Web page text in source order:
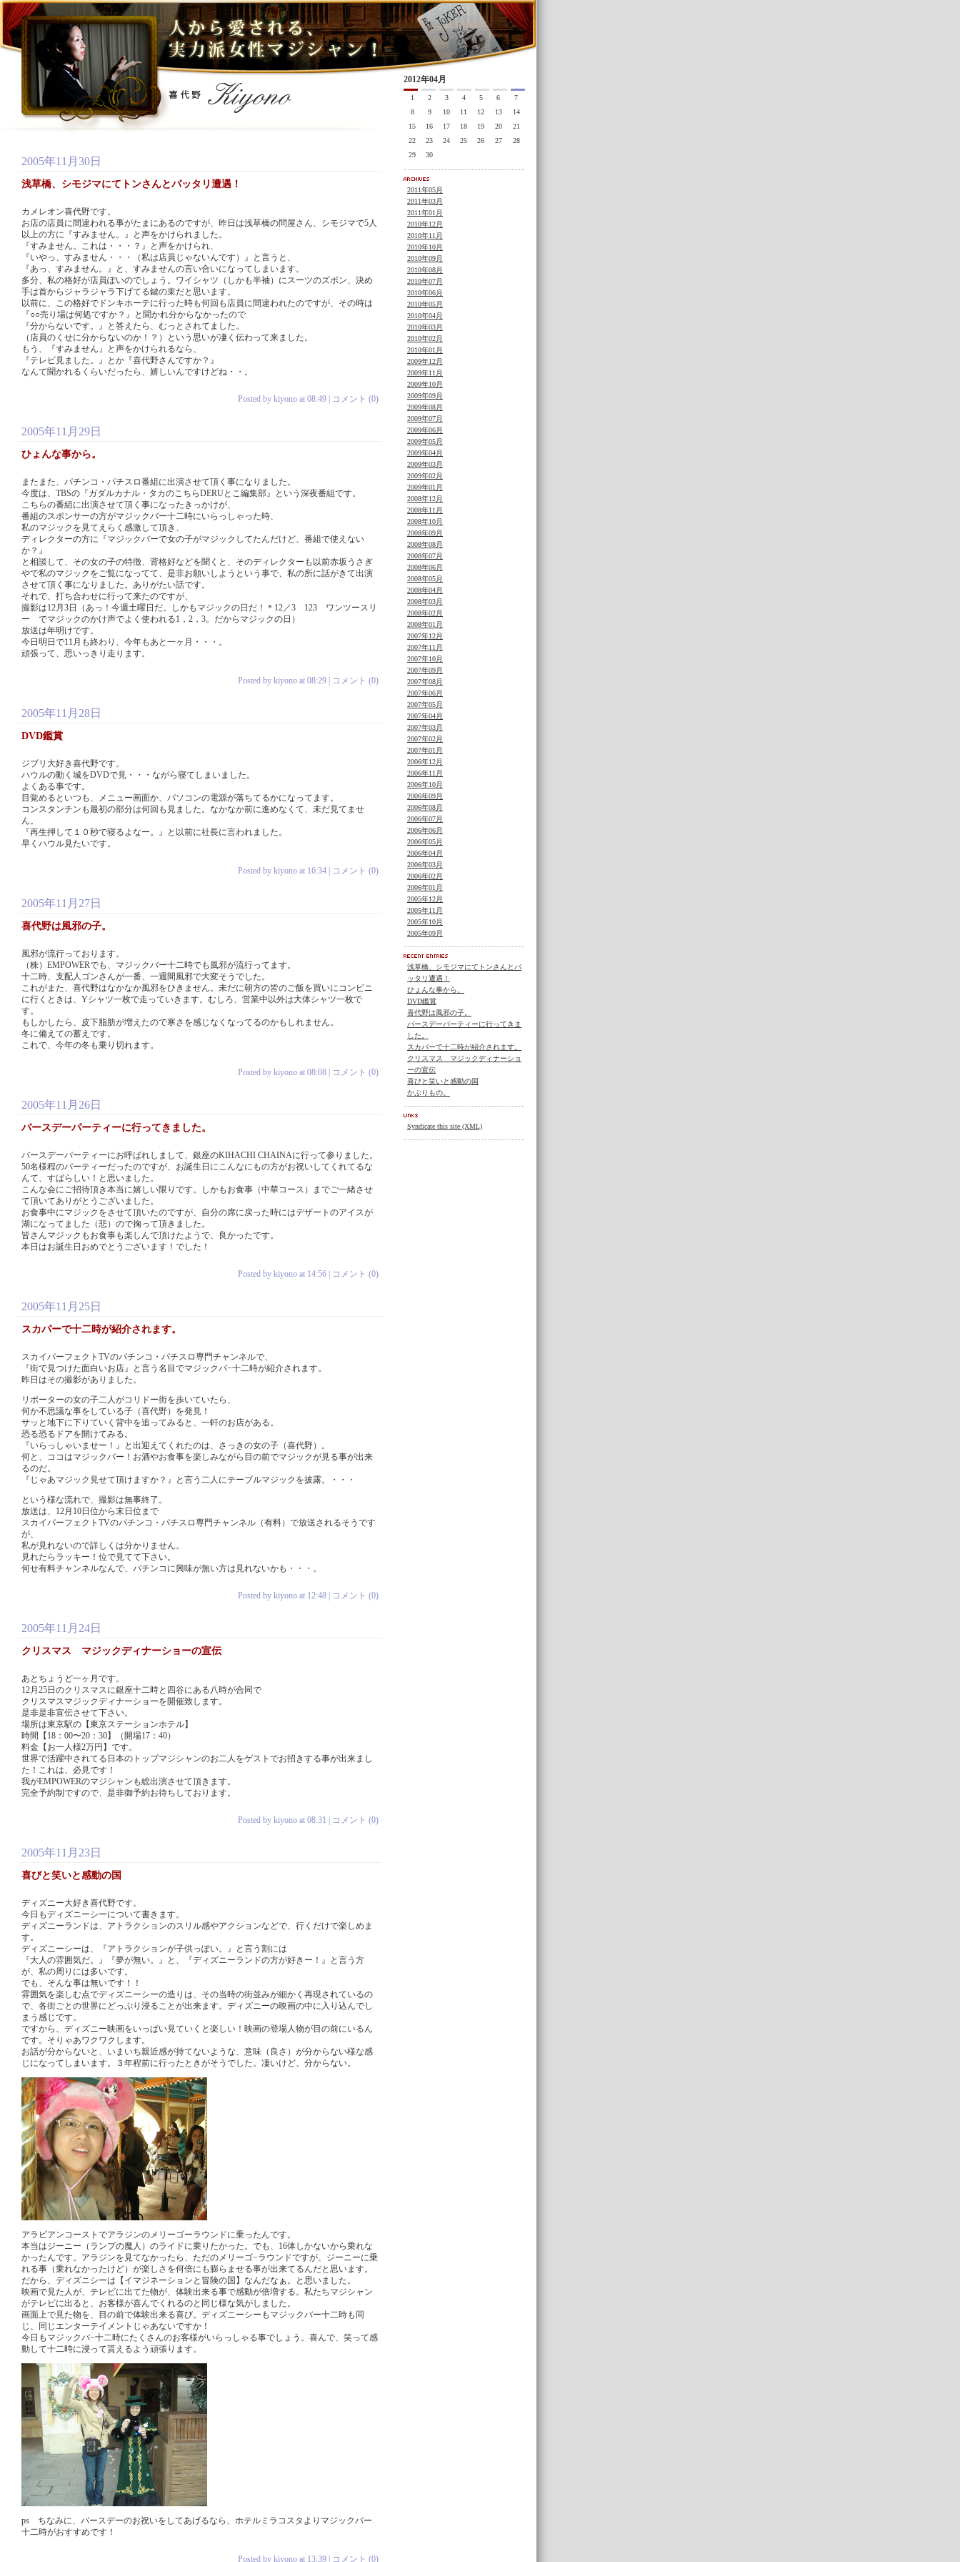
2005年11月30日
浅草橋、シモジマにてトンさんとバッタリ遭遇！
カメレオン喜代野です。
お店の店員に間違われる事がたまにあるのですが、昨日は浅草橋の問屋さん、シモジマで5人
以上の方に『すみません。』と声をかけられました。
『すみません。これは・・・？』と声をかけられ、
『いやっ、すみません・・・（私は店員じゃないんです）』と言うと、
『あっ、すみません。』と、すみませんの言い合いになってしまいます。
多分、私の格好が店員ぽいのでしょう。ワイシャツ（しかも半袖）にスーツのズボン、決め
手は首からジャラジャラ下げてる鍵の束だと思います。
以前に、この格好でドンキホーテに行った時も何回も店員に間違われたのですが、その時は
『○○売り場は何処ですか？』と聞かれ分からなかったので
『分からないです。』と答えたら、むっとされてました。
（店員のくせに分からないのか！？）という思いが凄く伝わって来ました。
もう、『すみません』と声をかけられるなら、
『テレビ見ました。』とか『喜代野さんですか？』
なんて聞かれるくらいだったら、嬉しいんですけどね・・。
Posted by kiyono at 08:49 | コメント (0)
2005年11月29日
ひょんな事から。
またまた、パチンコ・パチスロ番組に出演させて頂く事になりました。
今度は、TBSの『ガダルカナル・タカのこちらDERUとこ編集部』という深夜番組です。
こちらの番組に出演させて頂く事になったきっかけが、
番組のスポンサーの方がマジックバー十二時にいらっしゃった時、
私のマジックを見てえらく感激して頂き、
ディレクターの方に『マジックバーで女の子がマジックしてたんだけど、番組で使えない
か？』
と相談して、その女の子の特徴、背格好などを聞くと、そのディレクターも以前赤坂うさぎ
やで私のマジックをご覧になってて、是非お願いしようという事で、私の所に話がきて出演
させて頂く事になりました。ありがたい話です。
それで、打ち合わせに行って来たのですが、
撮影は12月3日（あっ！今週土曜日だ。しかもマジックの日だ！＊12／3 123 ワンツースリ
ー でマジックのかけ声でよく使われる1，2，3。だからマジックの日）
放送は年明けです。
今日明日で11月も終わり、今年もあと一ヶ月・・・。
頑張って、思いっきり走ります。
Posted by kiyono at 08:29 | コメント (0)
2005年11月28日
DVD鑑賞
ジブリ大好き喜代野です。
ハウルの動く城をDVDで見・・・ながら寝てしまいました。
よくある事です。
目覚めるといつも、メニュー画面か、パソコンの電源が落ちてるかになってます。
コンスタンチンも最初の部分は何回も見ました。なかなか前に進めなくて、未だ見てませ
ん。
『再生押して１０秒で寝るよなー。』と以前に社長に言われました。
早くハウル見たいです。
Posted by kiyono at 16:34 | コメント (0)
2005年11月27日
喜代野は風邪の子。
風邪が流行っております。
（株）EMPOWERでも、マジックバー十二時でも風邪が流行ってます。
十二時、支配人ゴンさんが一番、一週間風邪で大変そうでした。
これがまた、喜代野はなかなか風邪をひきません。未だに朝方の皆のご飯を買いにコンビニ
に行くときは、Yシャツ一枚で走っていきます。むしろ、営業中以外は大体シャツ一枚で
す。
もしかしたら、皮下脂肪が増えたので寒さを感じなくなってるのかもしれません。
冬に備えての蓄えです。
これで、今年の冬も乗り切れます。
Posted by kiyono at 08:08 | コメント (0)
2005年11月26日
バースデーパーティーに行ってきました。
バースデーパーティーにお呼ばれしまして、銀座のKIHACHI CHAINAに行って参りました。
50名様程のパーティーだったのですが、お誕生日にこんなにもの方がお祝いしてくれてるな
んて、すばらしい！と思いました。
こんな会にご招待頂き本当に嬉しい限りです。しかもお食事（中華コース）までご一緒させ
て頂いてありがとうございました。
お食事中にマジックをさせて頂いたのですが、自分の席に戻った時にはデザートのアイスが
湖になってました（悲）ので掬って頂きました。
皆さんマジックもお食事も楽しんで頂けたようで、良かったです。
本日はお誕生日おめでとうございます！でした！
Posted by kiyono at 14:56 | コメント (0)
2005年11月25日
スカパーで十二時が紹介されます。
スカイパーフェクトTVのパチンコ・パチスロ専門チャンネルで、
『街で見つけた面白いお店』と言う名目でマジックバ−十二時が紹介されます。
昨日はその撮影がありました。
リポーターの女の子二人がコリドー街を歩いていたら、
何か不思議な事をしている子（喜代野）を発見！
サッと地下に下りていく背中を追ってみると、一軒のお店がある。
恐る恐るドアを開けてみる。
『いらっしゃいませー！』と出迎えてくれたのは、さっきの女の子（喜代野）。
何と、ココはマジックバー！お酒やお食事を楽しみながら目の前でマジックが見る事が出来
るのだ。
『じゃあマジック見せて頂けますか？』と言う二人にテーブルマジックを披露。・・・
という様な流れで、撮影は無事終了。
放送は、12月10日位から末日位まで
スカイパーフェクトTVのパチンコ・パチスロ専門チャンネル（有料）で放送されるそうです
が、
私が見れないので詳しくは分かりません。
見れたらラッキー！位で見てて下さい。
何せ有料チャンネルなんで、パチンコに興味が無い方は見れないかも・・・。
Posted by kiyono at 12:48 | コメント (0)
2005年11月24日
クリスマス マジックディナーショーの宣伝
あとちょうど一ヶ月です。
12月25日のクリスマスに銀座十二時と四谷にある八時が合同で
クリスマスマジックディナーショーを開催致します。
是非是非宣伝させて下さい。
場所は東京駅の【東京ステーションホテル】
時間【18：00〜20：30】（開場17：40）
料金【お一人様2万円】です。
世界で活躍中されてる日本のトップマジシャンのお二人をゲストでお招きする事が出来まし
た！これは、必見です！
我がEMPOWERのマジシャンも総出演させて頂きます。
完全予約制ですので、是非御予約お待ちしております。
Posted by kiyono at 08:31 | コメント (0)
2005年11月23日
喜びと笑いと感動の国
ディズニー大好き喜代野です。
今日もディズニーシーについて書きます。
ディズニーランドは、アトラクションのスリル感やアクションなどで、行くだけで楽しめま
す。
ディズニーシーは、『アトラクションが子供っぽい。』と言う割には
『大人の雰囲気だ。』『夢が無い。』と、『ディズニーランドの方が好きー！』と言う方
が、私の周りには多いです。
でも、そんな事は無いです！！
雰囲気を楽しむ点でディズニーシーの造りは、その当時の街並みが細かく再現されているの
で、各街ごとの世界にどっぷり浸ることが出来ます。ディズニーの映画の中に入り込んでし
まう感じです。
ですから、ディズニー映画をいっぱい見ていくと楽しい！映画の登場人物が目の前にいるん
です。そりゃあワクワクします。
お話が分からないと、いまいち親近感が持てないような、意味（良さ）が分からない様な感
じになってしまいます。３年程前に行ったときがそうでした。凄いけど、分からない。
アラビアンコーストでアラジンのメリーゴーラウンドに乗ったんです。
本当はジーニー（ランプの魔人）のライドに乗りたかった。でも、16体しかないから乗れな
かったんです。アラジンを見てなかったら、ただのメリーゴ−ラウンドですが、ジーニーに乗
れる事（乗れなかったけど）が楽しさを何倍にも膨らませる事が出来てるんだと思います。
だから、ディズニシーは【イマジネーションと冒険の国】なんだなぁ。と思いました。
映画で見た人が、テレビに出てた物が、体験出来る事で感動が倍増する。私たちマジシャン
がテレビに出ると、お客様が喜んでくれるのと同じ様な気がしました。
画面上で見た物を、目の前で体験出来る喜び。ディズニーシーもマジックバー十二時も同
じ、同じエンターテイメントじゃあないですか！
今日もマジックバ−十二時にたくさんのお客様がいらっしゃる事でしょう。喜んで、笑って感
動して十二時に浸って貰えるよう頑張ります。
ps ちなみに、バースデーのお祝いをしてあげるなら、ホテルミラコスタよりマジックバー
十二時がおすすめです！
Posted by kiyono at 13:39 | コメント (0)
2012年04月
1 2 3 4 5 6
7
8
9 10 11 12 13
14
15
16 17 18 19 20
21
22
23 24 25 26 27
28
29
30
2011年05月
2011年03月
2011年01月
2010年12月
2010年11月
2010年10月
2010年09月
2010年08月
2010年07月
2010年06月
2010年05月
2010年04月
2010年03月
2010年02月
2010年01月
2009年12月
2009年11月
2009年10月
2009年09月
2009年08月
2009年07月
2009年06月
2009年05月
2009年04月
2009年03月
2009年02月
2009年01月
2008年12月
2008年11月
2008年10月
2008年09月
2008年08月
2008年07月
2008年06月
2008年05月
2008年04月
2008年03月
2008年02月
2008年01月
2007年12月
2007年11月
2007年10月
2007年09月
2007年08月
2007年06月
2007年05月
2007年04月
2007年03月
2007年02月
2007年01月
2006年12月
2006年11月
2006年10月
2006年09月
2006年08月
2006年07月
2006年06月
2006年05月
2006年04月
2006年03月
2006年02月
2006年01月
2005年12月
2005年11月
2005年10月
2005年09月
浅草橋、シモジマにてトンさんとバ
ッタリ遭遇！
ひょんな事から。
DVD鑑賞
喜代野は風邪の子。
バースデーパーティーに行ってきま
した。
スカパーで十二時が紹介されます。
クリスマス マジックディナーショ
ーの宣伝
喜びと笑いと感動の国
かぶりもの。
Syndicate this site (XML)